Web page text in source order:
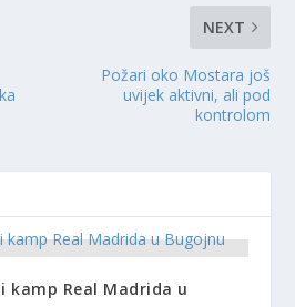
NEXT
Požari oko Mostara još
uvijek aktivni, ali pod
kontrolom
kamp Real Madrida u